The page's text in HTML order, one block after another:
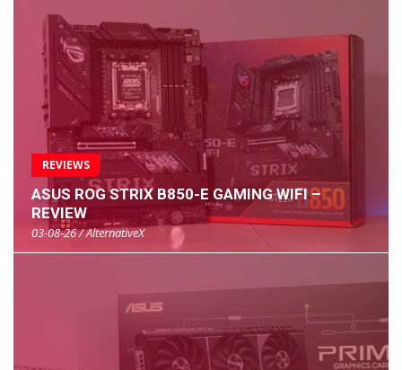
REVIEWS
ASUS ROG STRIX B850-E GAMING WIFI –
REVIEW
03-08-26 / AlternativeX